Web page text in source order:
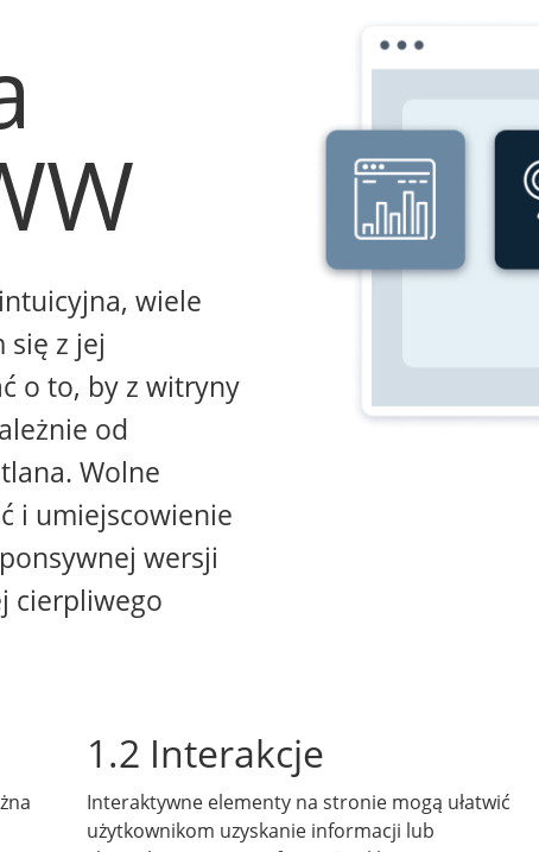
wiele
się z jej
o to, by z witryny
od
Wolne
i umiejscowienie
wersji
cierpliwego
1.2 Interakcje
Interaktywne elementy na stronie mogą ułatwić
użytkownikom uzyskanie informacji lub